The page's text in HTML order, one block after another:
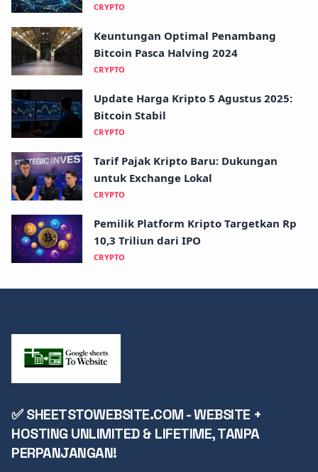
CRYPTO
Keuntungan Optimal Penambang
Bitcoin Pasca Halving 2024
CRYPTO
Update Harga Kripto 5 Agustus 2025:
Bitcoin Stabil
CRYPTO
Tarif Pajak Kripto Baru: Dukungan
untuk Exchange Lokal
CRYPTO
Pemilik Platform Kripto Targetkan Rp
10,3 Triliun dari IPO
CRYPTO
✅ SHEETSTOWEBSITE.COM - WEBSITE +
HOSTING UNLIMITED & LIFETIME, TANPA
PERPANJANGAN!